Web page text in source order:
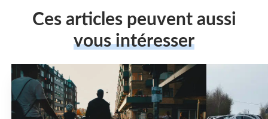
Ces articles peuvent aussi
vous intéresser